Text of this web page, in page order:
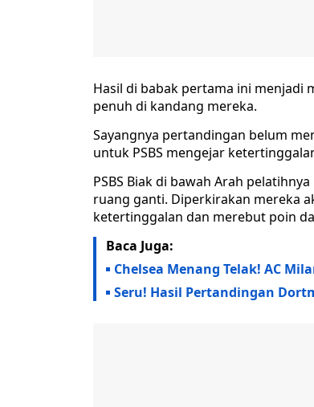
Hasil di babak pertama ini menjadi
penuh di kandang mereka.
Sayangnya pertandingan belum
untuk PSBS mengejar
PSBS Biak di bawah Arah
ruang ganti. Diperkirakan mereka
ketertinggalan dan merebut poin
Baca Juga:
Chelsea Menang Telak! AC
Seru! Hasil Pertandingan